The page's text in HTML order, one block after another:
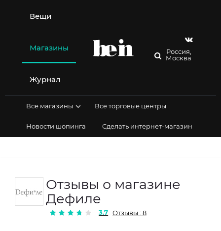
содержимому
Вещи
Магазины
Журнал
Россия,
Москва
Все магазины Все торговые центры
Новости шопинга Сделать интернет-магазин
Отзывы о магазине
Дефиле
3.7 Отзывы : 8